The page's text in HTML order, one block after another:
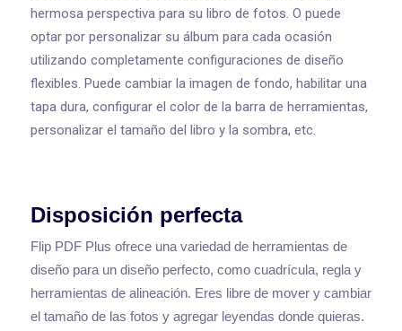
hermosa perspectiva para su libro de fotos. O puede
optar por personalizar su álbum para cada ocasión
utilizando completamente configuraciones de diseño
flexibles. Puede cambiar la imagen de fondo, habilitar una
tapa dura, configurar el color de la barra de herramientas,
personalizar el tamaño del libro y la sombra, etc.
Disposición perfecta
Flip PDF Plus ofrece una variedad de herramientas de
diseño para un diseño perfecto, como cuadrícula, regla y
herramientas de alineación. Eres libre de mover y cambiar
el tamaño de las fotos y agregar leyendas donde quieras.